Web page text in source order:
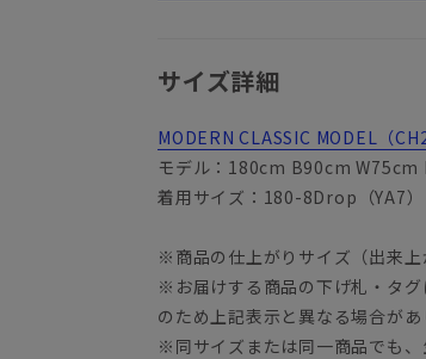
サイズ詳細
MODERN CLASSIC MODEL（
モデル：180cm B90cm W75cm
着用サイズ：180-8Drop（YA7）
※商品の仕上がりサイズ（出来上
※お届けする商品の下げ札・タグ
のため上記表示と異なる場合が
※同サイズまたは同一商品でも